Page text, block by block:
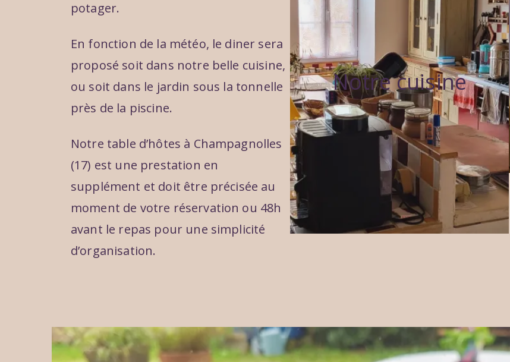
potager.
En fonction de la météo, le diner sera
proposé soit dans notre belle cuisine,
ou soit dans le jardin sous la tonnelle
près de la piscine.
Notre table d’hôtes à Champagnolles
(17) est une prestation en
supplément et doit être précisée au
moment de votre réservation ou 48h
avant le repas pour une simplicité
d’organisation.
Notre cuisine